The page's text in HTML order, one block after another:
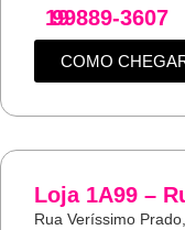
19
99889-3607
COMO
Loja 1A99 –
Rua Veríssimo